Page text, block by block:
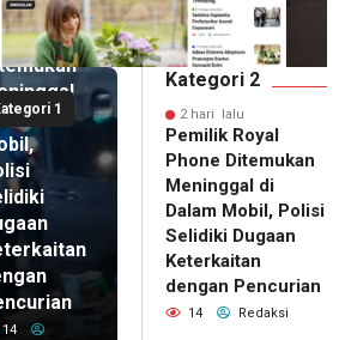
1
Dalam
14
Kategori 2
2 hari lalu
Pemilik Royal
Phone Ditemukan
Meninggal di
Dalam Mobil, Polisi
Selidiki Dugaan
Keterkaitan
dengan Pencurian
14 Redaksi